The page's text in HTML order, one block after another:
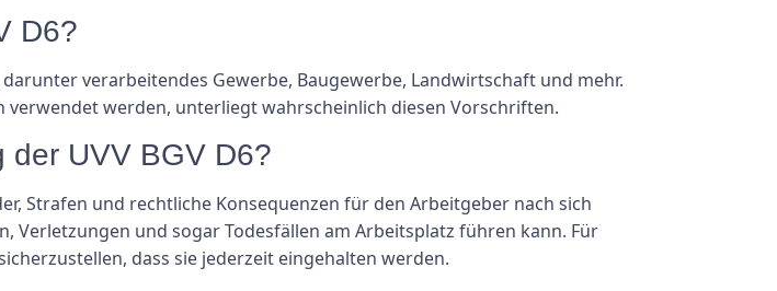
D6?
verarbeitendes Gewerbe, Baugewerbe, Landwirtschaft und mehr.
verwendet werden, unterliegt wahrscheinlich diesen Vorschriften.
der UVV BGV D6?
Strafen und rechtliche Konsequenzen für den Arbeitgeber nach sich
Verletzungen und sogar Todesfällen am Arbeitsplatz führen kann. Für
dass sie jederzeit eingehalten werden.